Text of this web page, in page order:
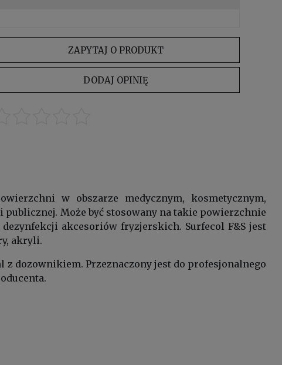
ZAPYTAJ O PRODUKT
DODAJ OPINIĘ
w obszarze medycznym, kosmetycznym,
Może być stosowany na takie powierzchnie
akcesoriów fryzjerskich. Surfecol F&S jest
akryli.
dozownikiem. Przeznaczony jest do profesjonalnego